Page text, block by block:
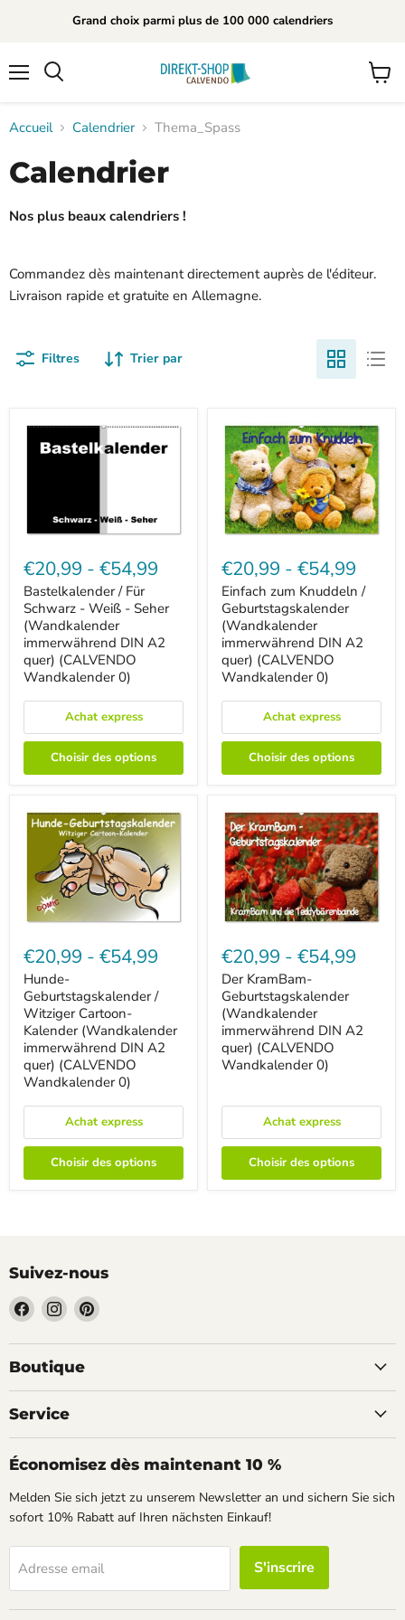
Grand choix parmi plus de 100 000 calendriers
Voir
Accueil Calendrier Thema_Spass
Calendrier
Nos plus beaux calendriers !
Commandez dès maintenant directement auprès de l'éditeur.
Livraison rapide et gratuite en Allemagne.
Filtres Trier par
Für
Schwarz
Weiß
Seher
(Wandkalender
immerwährend
A2
(CALVENDO
Wandkalender
€20,99 - €54,99
Bastelkalender / Für
Schwarz - Weiß - Seher
(Wandkalender
immerwährend DIN A2
quer) (CALVENDO
Wandkalender 0)
Achat express
Choisir des options
zum
Knuddeln
Geburtstagskalender
(Wandkalender
immerwährend
DIN
A2
quer)
Wandkalender
€20,99 - €54,99
Einfach zum Knuddeln /
Geburtstagskalender
(Wandkalender
immerwährend DIN A2
quer) (CALVENDO
Wandkalender 0)
Achat express
Choisir des options
Geburtstagskalender
Witziger
Cartoon-
Kalender
(Wandkalender
immerwährend
DIN
A2
quer)
(CALVENDO
Wandkalender
€20,99 - €54,99
Hunde-
Geburtstagskalender /
Witziger Cartoon-
Kalender (Wandkalender
immerwährend DIN A2
quer) (CALVENDO
Wandkalender 0)
Achat express
Choisir des options
KramBam-
Geburtstagskalender
(Wandkalender
immerwährend
DIN
A2
quer)
(CALVENDO
Wandkalender
€20,99 - €54,99
Der KramBam-
Geburtstagskalender
(Wandkalender
immerwährend DIN A2
quer) (CALVENDO
Wandkalender 0)
Achat express
Choisir des options
Suivez-nous
Trouvez-
nous
sur
Facebook
Trouvez-
nous
sur
Instagram
Trouvez-
sur
Boutique
Service
Économisez dès maintenant 10 %
Melden Sie sich jetzt zu unserem Newsletter an und sichern Sie sich
sofort 10% Rabatt auf Ihren nächsten Einkauf!
Adresse email S'inscrire